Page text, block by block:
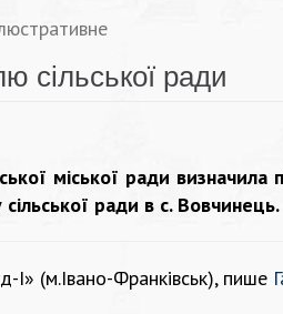
сільської ради
міської ради визначила
ради в с. Вовчинець.
(м.Івано-Франківськ), пише